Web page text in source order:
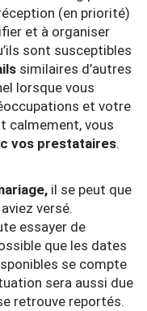
(en priorité)
et à organiser
sont susceptibles
similaires d’autres
lorsque vous
et votre
calmement, vous
vos prestataires.
il se peut que
versé.
essayer de
que les dates
se compte
sera aussi due
retrouve reportés.